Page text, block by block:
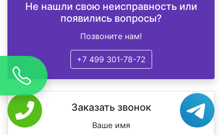
Не нашли свою неисправность или
появились вопросы?
Позвоните нам!
+7 499 301-78-72
Заказать звонок
Ваше имя